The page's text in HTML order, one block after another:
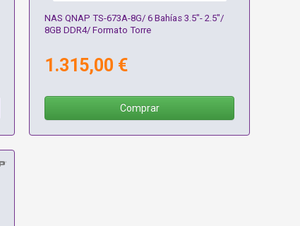
NAS QNAP TS-673A-8G/ 6 Bahías 3.5"- 2.5"/
8GB DDR4/ Formato Torre
1.315,00 €
Comprar